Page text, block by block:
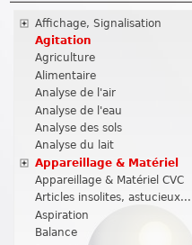
Affichage, Signalisation
Agitation
Agriculture
Alimentaire
Analyse de l'air
Analyse de l'eau
Analyse des sols
Analyse du lait
Appareillage & Matériel
Appareillage & Matériel CVC
Articles insolites, astucieux...
Aspiration
Balance